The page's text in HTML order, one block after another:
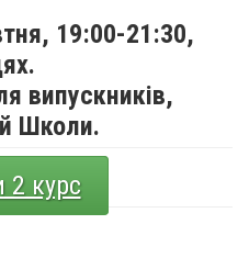
19:00-21:30,
випускників,
Школи.
2 курс